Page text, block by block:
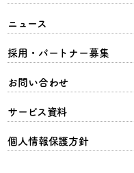
ニュース
採用・パートナー募集
お問い合わせ
サービス資料
個人情報保護方針